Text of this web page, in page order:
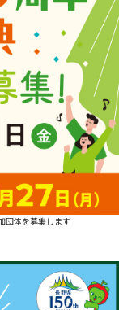
団体を募集します